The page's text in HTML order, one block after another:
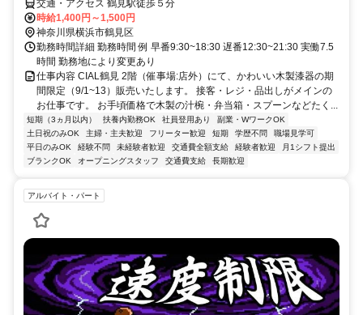
交通・アクセス 鶴見駅徒歩５分
時給1,400円～1,500円
神奈川県横浜市鶴見区
勤務時間詳細 勤務時間 例 早番9:30~18:30 遅番12:30~21:30 実働7.5
時間 勤務地により変更あり
仕事内容 CIAL鶴見 2階（催事場:店外）にて、かわいい木製漆器の期
間限定（9/1~13）販売いたします。 接客・レジ・品出しがメインの
お仕事です。 お手頃価格で木製の汁椀・弁当箱・スプーンなどたく...
短期（3ヵ月以内） 扶養内勤務OK 社員登用あり
副業・WワークOK
土日祝のみOK
主婦・主夫歓迎 フリーター歓迎 短期 学歴不問
職場見学可
平日のみOK
経験不問 未経験者歓迎 交通費全額支給 経験者歓迎
月1シフト提出
ブランクOK
オープニングスタッフ 交通費支給 長期歓迎
アルバイト・パート